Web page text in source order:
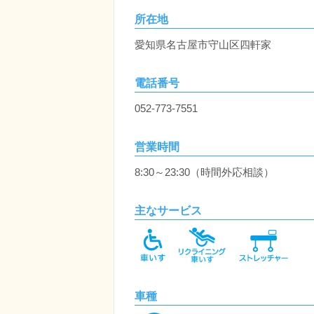
所在地
愛知県名古屋市守山区四軒家
電話番号
052-773-7551
営業時間
8:30～23:30（時間外応相談）
主なサービス
車種